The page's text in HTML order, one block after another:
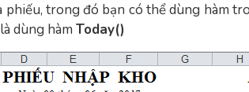
trong đó bạn có thể dùng hàm
dùng hàm Today()